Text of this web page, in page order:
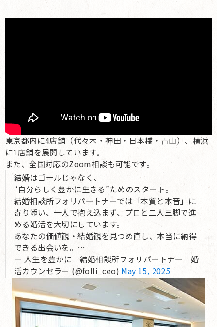
東京都内に4店舗（代々木・神田・日本橋・青山）、横浜
に1店舗を展開しています。
また、全国対応のZoom相談も可能です。
結婚はゴールじゃなく、
“自分らしく豊かに生きる”ためのスタート。
結婚相談所フォリパートナーでは「本質と本音」に
寄り添い、一人で抱え込まず、プロと二人三脚で進
める婚活を大切にしています。
あなたの価値観・結婚観を見つめ直し、本当に納得
できる出会いを。…
— 人生を豊かに 結婚相談所フォリパートナー 婚
活カウンセラー (@folli_ceo) May 15, 2025